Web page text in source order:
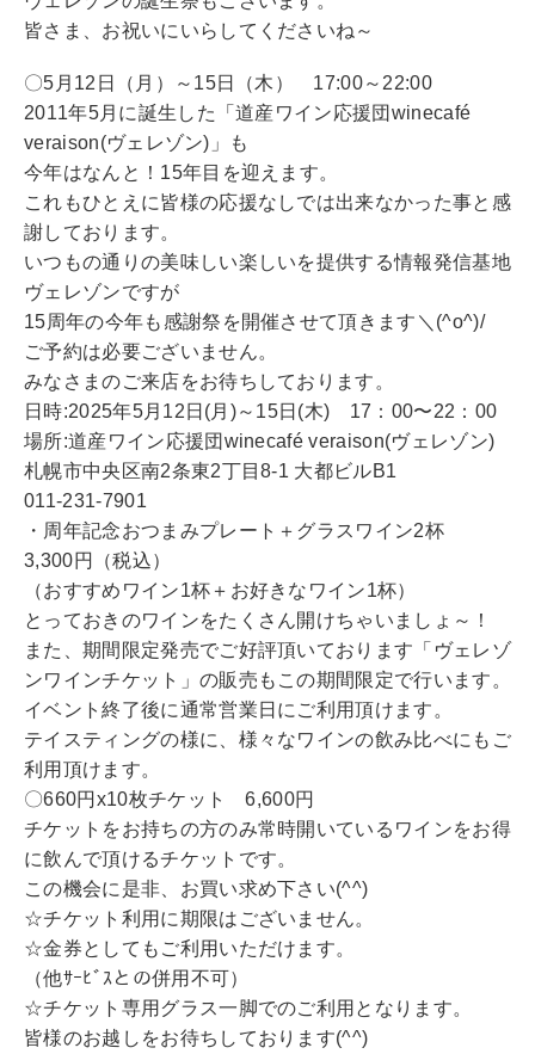
皆さま、お祝いにいらしてくださいね～
〇5月12日（月）～15日（木） 17:00～22:00
2011年5月に誕生した「道産ワイン応援団winecafé
veraison(ヴェレゾン)」も
今年はなんと！15年目を迎えます。
これもひとえに皆様の応援なしでは出来なかった事と感
謝しております。
いつもの通りの美味しい楽しいを提供する情報発信基地
ヴェレゾンですが
15周年の今年も感謝祭を開催させて頂きます＼(^o^)/
ご予約は必要ございません。
みなさまのご来店をお待ちしております。
日時:2025年5月12日(月)～15日(木) 17：00〜22：00
場所:道産ワイン応援団winecafé veraison(ヴェレゾン)
札幌市中央区南2条東2丁目8-1 大都ビルB1
011-231-7901
・周年記念おつまみプレート＋グラスワイン2杯
3,300円（税込）
（おすすめワイン1杯＋お好きなワイン1杯）
とっておきのワインをたくさん開けちゃいましょ～！
また、期間限定発売でご好評頂いております「ヴェレゾ
ンワインチケット」の販売もこの期間限定で行います。
イベント終了後に通常営業日にご利用頂けます。
テイスティングの様に、様々なワインの飲み比べにもご
利用頂けます。
〇660円x10枚チケット 6,600円
チケットをお持ちの方のみ常時開いているワインをお得
に飲んで頂けるチケットです。
この機会に是非、お買い求め下さい(^^)
☆チケット利用に期限はございません。
☆金券としてもご利用いただけます。
（他ｻｰﾋﾞｽとの併用不可）
☆チケット専用グラス一脚でのご利用となります。
皆様のお越しをお待ちしております(^^)